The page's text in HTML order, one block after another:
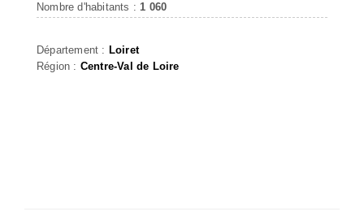
Nombre d'habitants : 1 060
Département : Loiret
Région : Centre-Val de Loire